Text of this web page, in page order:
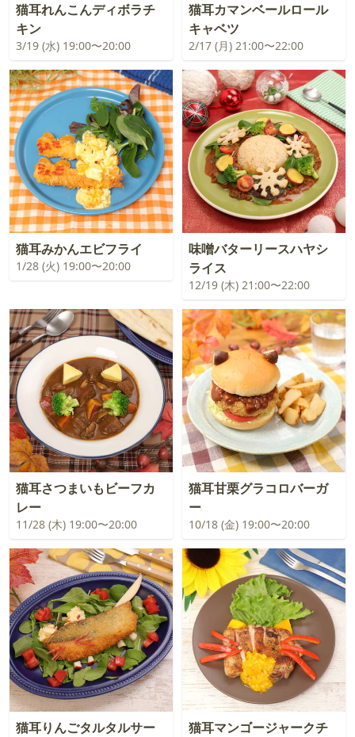
猫耳れんこんディボラチ
キン
3/19 (水) 19:00〜20:00
猫耳カマンベールロール
キャベツ
2/17 (月) 21:00〜22:00
猫耳みかんエビフライ
1/28 (火) 19:00〜20:00
味噌バターリースハヤシ
ライス
12/19 (木) 21:00〜22:00
猫耳さつまいもビーフカ
レー
11/28 (木) 19:00〜20:00
猫耳甘栗グラコロバーガ
ー
10/18 (金) 19:00〜20:00
猫耳りんごタルタルサー
猫耳マンゴージャークチ